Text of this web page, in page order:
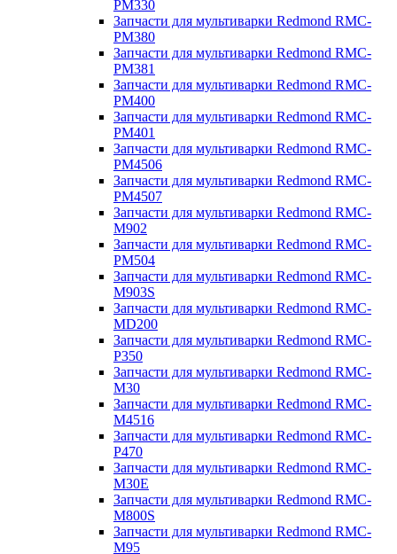
PM330
Запчасти для мультиварки Redmond RMC-
PM380
Запчасти для мультиварки Redmond RMC-
PM381
Запчасти для мультиварки Redmond RMC-
PM400
Запчасти для мультиварки Redmond RMC-
PM401
Запчасти для мультиварки Redmond RMC-
PM4506
Запчасти для мультиварки Redmond RMC-
PM4507
Запчасти для мультиварки Redmond RMC-
M902
Запчасти для мультиварки Redmond RMC-
PM504
Запчасти для мультиварки Redmond RMC-
M903S
Запчасти для мультиварки Redmond RMC-
MD200
Запчасти для мультиварки Redmond RMC-
P350
Запчасти для мультиварки Redmond RMC-
M30
Запчасти для мультиварки Redmond RMC-
M4516
Запчасти для мультиварки Redmond RMC-
P470
Запчасти для мультиварки Redmond RMC-
M30E
Запчасти для мультиварки Redmond RMC-
M800S
Запчасти для мультиварки Redmond RMC-
M95